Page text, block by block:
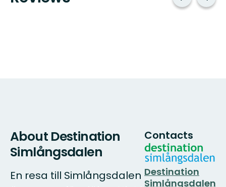
About Destination
Simlångsdalen
En resa till Simlångsdalen
Contacts
Destination
Simlångsdalen